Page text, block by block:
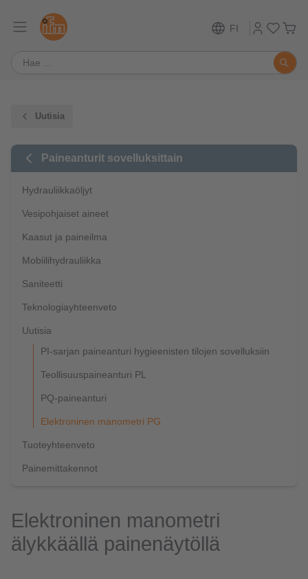
FI
Uutisia
Paineanturit sovelluksittain
Hydrauliikkaöljyt
Vesipohjaiset aineet
Kaasut ja paineilma
Mobiilihydrauliikka
Saniteetti
Teknologiayhteenveto
Uutisia
PI-sarjan paineanturi hygieenisten tilojen sovelluksiin
Teollisuuspaineanturi PL
PQ-paineanturi
Elektroninen manometri PG
Tuoteyhteenveto
Painemittakennot
Elektroninen manometri
älykkäällä painenäytöllä